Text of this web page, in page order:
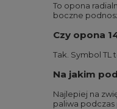
To opona
boczne
Czy opona
Tak. Symbol
Na jakim
Najlepiej na
paliwa podczas